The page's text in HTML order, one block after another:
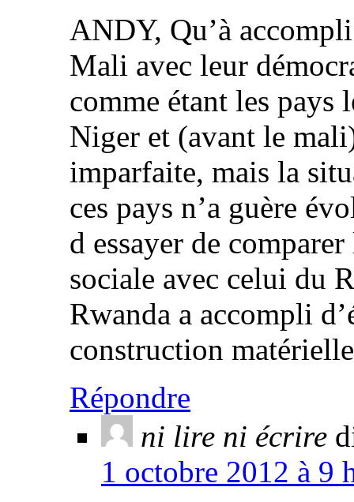
ANDY, Qu’à
Mali avec leur
comme étant les pays
Niger et (avant le
imparfaite, mais la
ces pays n’a guère
d essayer de
sociale avec celui du
Rwanda a accompli
construction
Répondre
ni lire ni écrire
1 octobre 2012 à 9